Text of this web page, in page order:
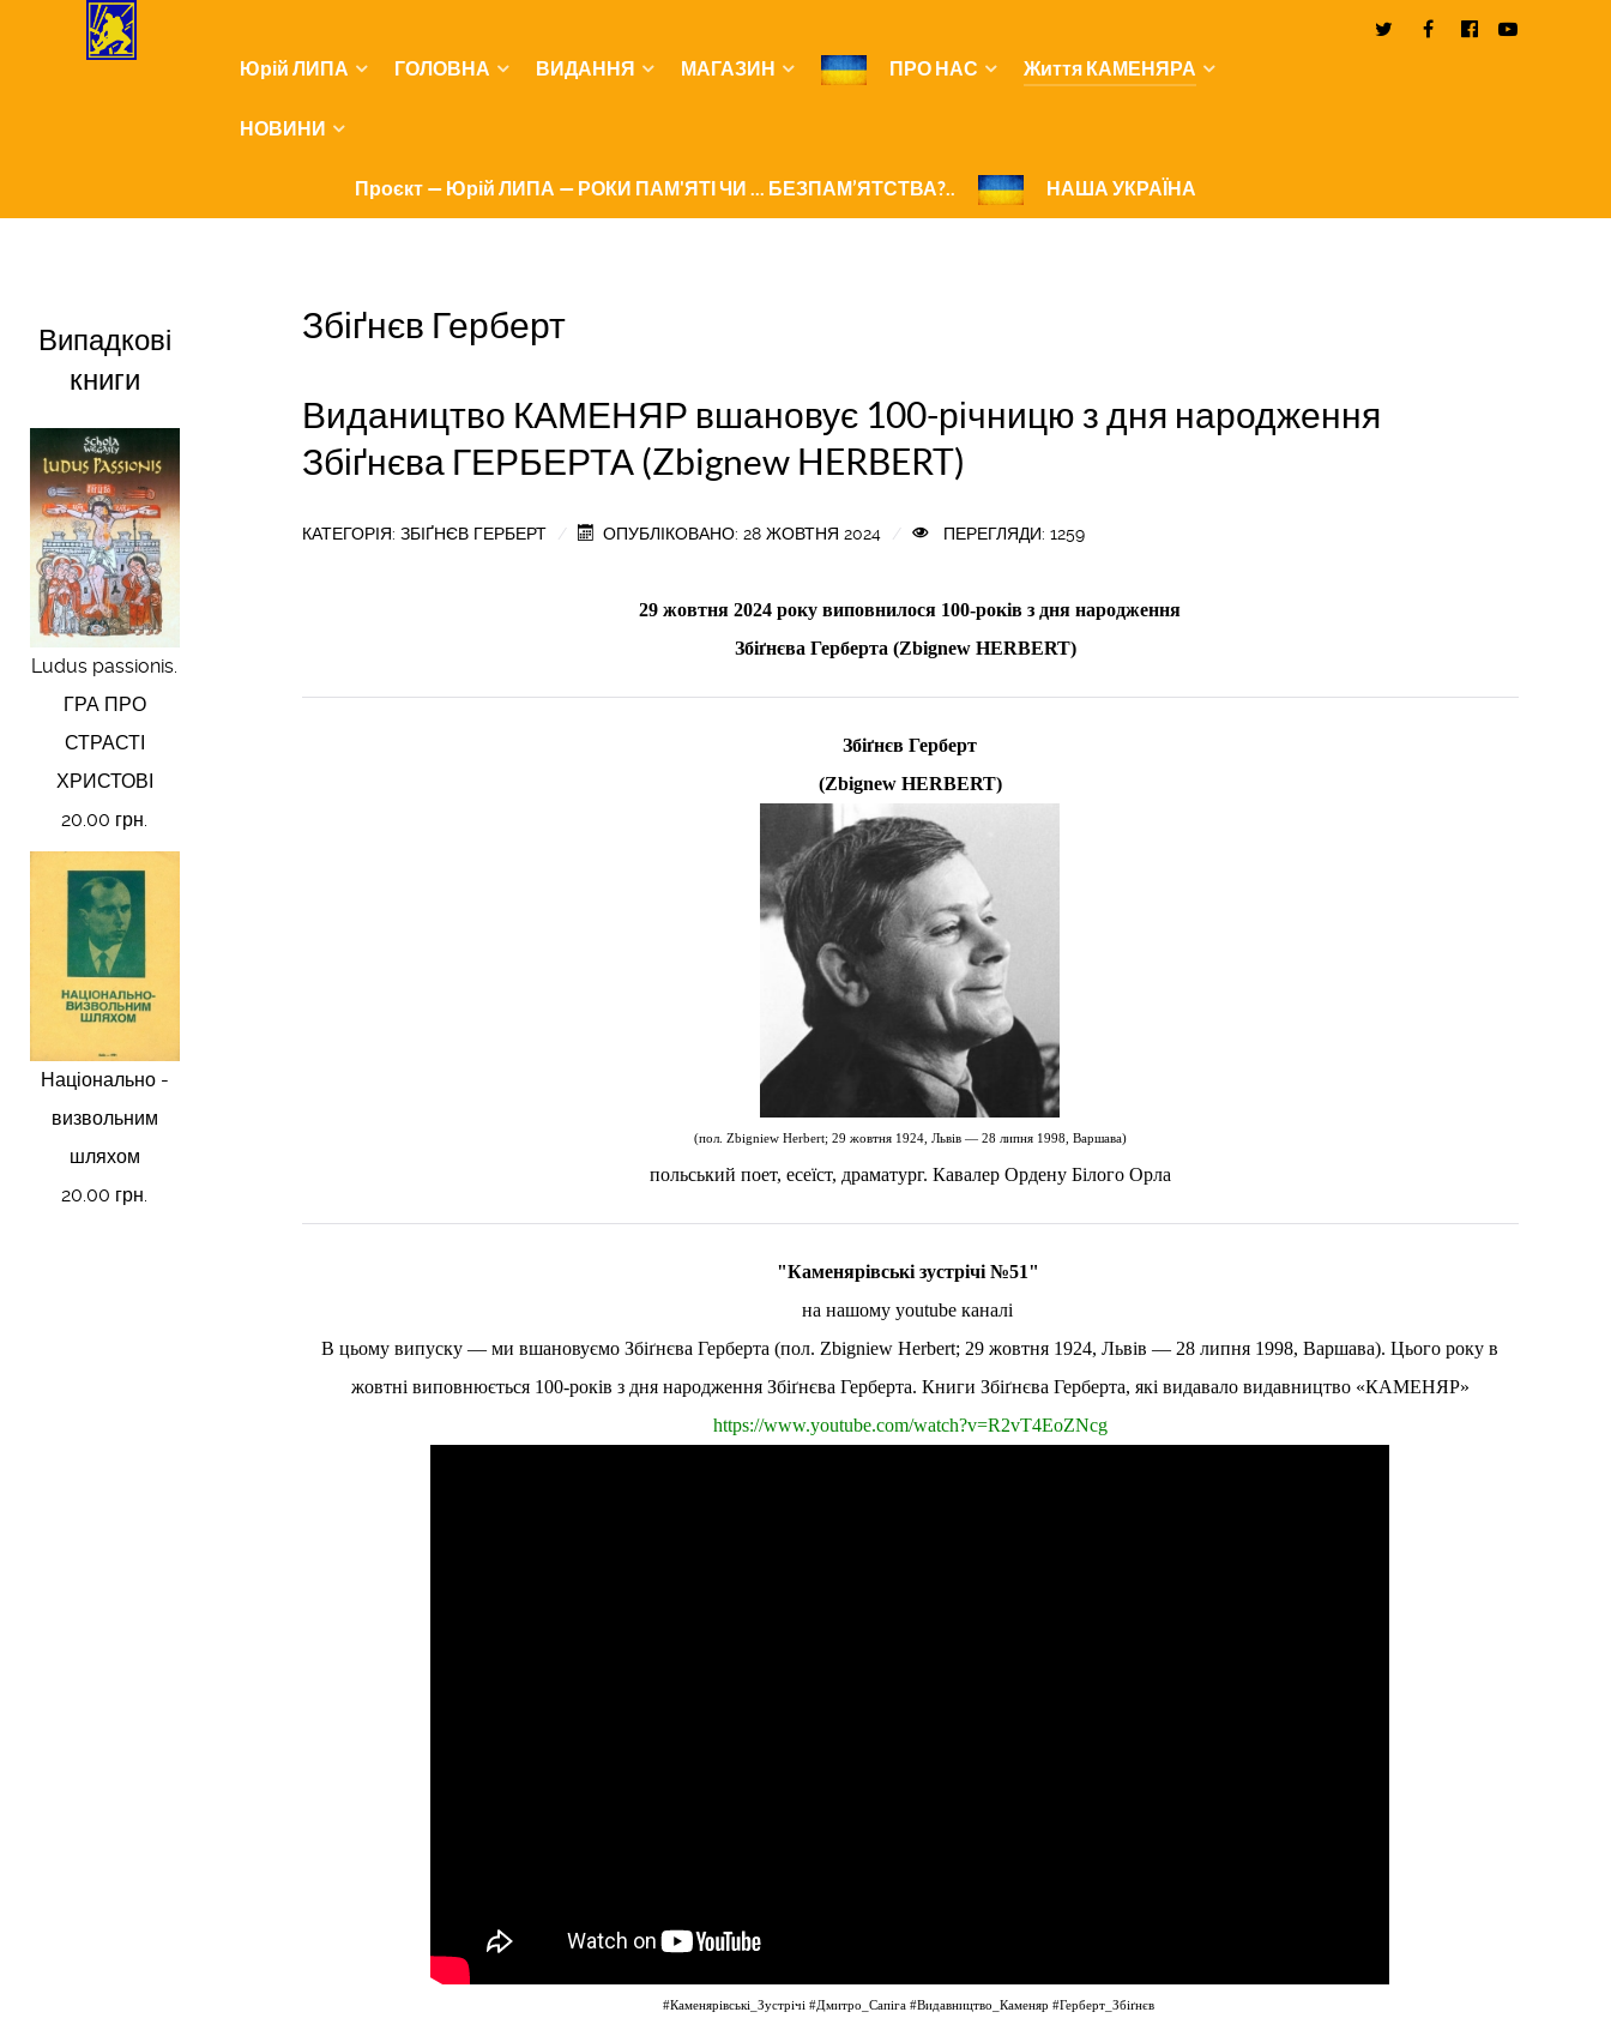
Юрій ЛИПА ГОЛОВНА ВИДАННЯ МАГАЗИН ПРО НАС Життя КАМЕНЯРА
НОВИНИ
Проєкт — Юрій ЛИПА — РОКИ ПАМ'ЯТІ ЧИ ... БЕЗПАМ’ЯТСТВА?.. НАША УКРАЇНА
Випадкові
книги
Ludus passionis.
ГРА ПРО
СТРАСТІ
ХРИСТОВІ
20.00 грн.
Національно -
визвольним
шляхом
20.00 грн.
Збіґнєв Герберт
Видаництво КАМЕНЯР вшановує 100-річницю з дня народження
Збіґнєва ГЕРБЕРТА (Zbignew HERBERT)
КАТЕГОРІЯ: ЗБІҐНЄВ ГЕРБЕРТ ОПУБЛІКОВАНО: 28 ЖОВТНЯ 2024 ПЕРЕГЛЯДИ: 1259
29 жовтня 2024 року виповнилося 100-років з дня народження
Збіґнєва Герберта (Zbignew HERBERT)
Збіґнєв Герберт
(Zbignew HERBERT)
(пол. Zbigniew Herbert; 29 жовтня 1924, Львів — 28 липня 1998, Варшава)
польський поет, есеїст, драматург. Кавалер Ордену Білого Орла
"Каменярівські зустрічі №51"
на нашому youtube каналі
В цьому випуску — ми вшановуємо Збіґнєва Герберта (пол. Zbigniew Herbert; 29 жовтня 1924, Львів — 28 липня 1998, Варшава). Цього року в
жовтні виповнюється 100-років з дня народження Збіґнєва Герберта. Книги Збіґнєва Герберта, які видавало видавництво «КАМЕНЯР»
https://www.youtube.com/watch?v=R2vT4EoZNcg
#Каменярівські_Зустрічі #Дмитро_Сапіга #Видавництво_Каменяр #Герберт_Збіґнєв